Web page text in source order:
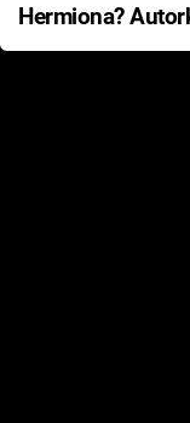
Hermiona?
Pottera přišla s